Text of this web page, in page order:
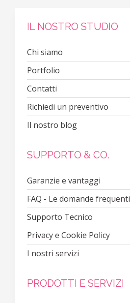
IL NOSTRO STUDIO
Chi siamo
Portfolio
Contatti
Richiedi un preventivo
Il nostro blog
SUPPORTO & CO.
Garanzie e vantaggi
FAQ - Le domande frequenti
Supporto Tecnico
Privacy e Cookie Policy
I nostri servizi
PRODOTTI E SERVIZI